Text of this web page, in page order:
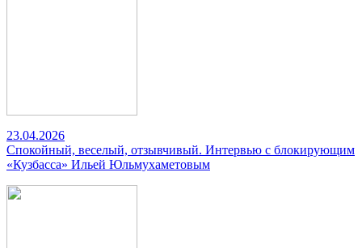
23.04.2026
Спокойный, веселый, отзывчивый. Интервью с блокирующим
«Кузбасса» Ильей Юльмухаметовым